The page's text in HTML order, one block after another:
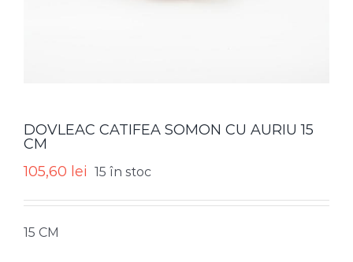
DOVLEAC CATIFEA SOMON CU AURIU 15
CM
105,60 lei 15 în stoc
15 CM